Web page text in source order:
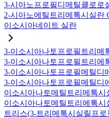
3-시아노프로필디메틸클로로
2-시아노에틸트리메톡시실란
이소시아네이트 실란
3-이소시아나토프로필트리메
3-이소시아나토프로필트리에
3-이소시아나토프로필메틸디
3-이소시아나토프로필메틸디
이소시아나토메틸트리메톡시
이소시아나토메틸트리에톡시
트리스(3-트리메톡시실릴프